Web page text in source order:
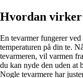
Hvordan virker
En tevarmer fungerer
temperaturen på din te.
tevarmeren, vil varmen
du kan nyde den uden at
Nogle tevarmere har